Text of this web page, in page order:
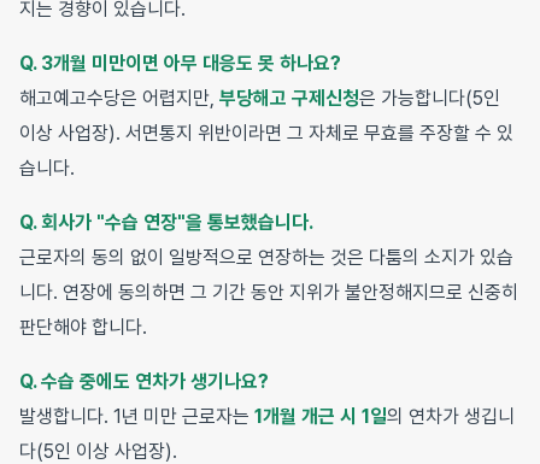
지는 경향이 있습니다.
Q. 3개월 미만이면 아무 대응도 못 하나요?
해고예고수당은 어렵지만, 부당해고 구제신청은 가능합니다(5인
이상 사업장). 서면통지 위반이라면 그 자체로 무효를 주장할 수 있
습니다.
Q. 회사가 "수습 연장"을 통보했습니다.
근로자의 동의 없이 일방적으로 연장하는 것은 다툼의 소지가 있습
니다. 연장에 동의하면 그 기간 동안 지위가 불안정해지므로 신중히
판단해야 합니다.
Q. 수습 중에도 연차가 생기나요?
발생합니다. 1년 미만 근로자는 1개월 개근 시 1일의 연차가 생깁니
다(5인 이상 사업장).